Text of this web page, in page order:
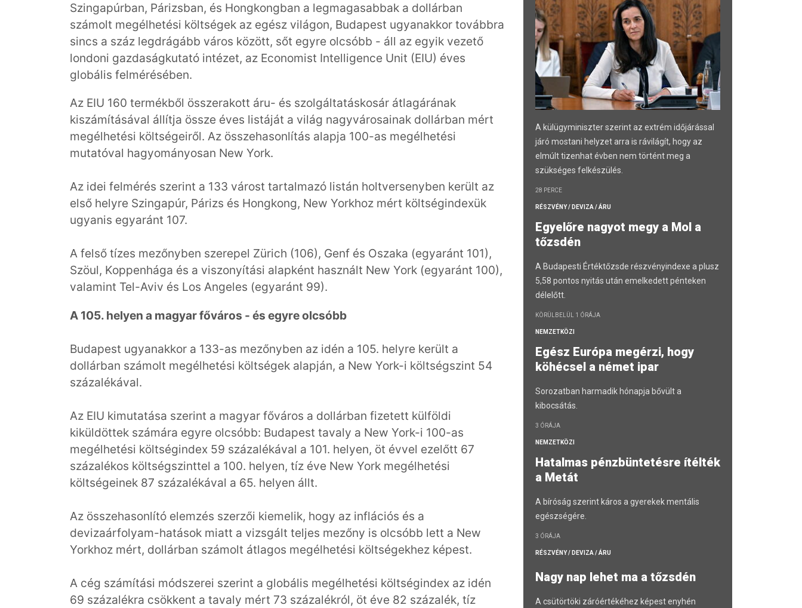
Szingapúrban, Párizsban, és Hongkongban a legmagasabbak a dollárban
számolt megélhetési költségek az egész világon, Budapest ugyanakkor továbbra
sincs a száz legdrágább város között, sőt egyre olcsóbb - áll az egyik vezető
londoni gazdaságkutató intézet, az Economist Intelligence Unit (EIU) éves
globális felmérésében.
Az EIU 160 termékből összerakott áru- és szolgáltatáskosár átlagárának
kiszámításával állítja össze éves listáját a világ nagyvárosainak dollárban mért
megélhetési költségeiről. Az összehasonlítás alapja 100-as megélhetési
mutatóval hagyományosan New York.
Az idei felmérés szerint a 133 várost tartalmazó listán holtversenyben került az
első helyre Szingapúr, Párizs és Hongkong, New Yorkhoz mért költségindexük
ugyanis egyaránt 107.
A felső tízes mezőnyben szerepel Zürich (106), Genf és Oszaka (egyaránt 101),
Szöul, Koppenhága és a viszonyítási alapként használt New York (egyaránt 100),
valamint Tel-Aviv és Los Angeles (egyaránt 99).
A 105. helyen a magyar főváros - és egyre olcsóbb
Budapest ugyanakkor a 133-as mezőnyben az idén a 105. helyre került a
dollárban számolt megélhetési költségek alapján, a New York-i költségszint 54
százalékával.
Az EIU kimutatása szerint a magyar főváros a dollárban fizetett külföldi
kiküldöttek számára egyre olcsóbb: Budapest tavaly a New York-i 100-as
megélhetési költségindex 59 százalékával a 101. helyen, öt évvel ezelőtt 67
százalékos költségszinttel a 100. helyen, tíz éve New York megélhetési
költségeinek 87 százalékával a 65. helyen állt.
Az összehasonlító elemzés szerzői kiemelik, hogy az inflációs és a
devizaárfolyam-hatások miatt a vizsgált teljes mezőny is olcsóbb lett a New
Yorkhoz mért, dollárban számolt átlagos megélhetési költségekhez képest.
A cég számítási módszerei szerint a globális megélhetési költségindex az idén
69 százalékra csökkent a tavaly mért 73 százalékról, öt éve 82 százalék, tíz
A külügyminiszter szerint az extrém időjárással
járó mostani helyzet arra is rávilágít, hogy az
elmúlt tizenhat évben nem történt meg a
szükséges felkészülés.
28 PERCE
RÉSZVÉNY / DEVIZA / ÁRU
Egyelőre nagyot megy a Mol a
tőzsdén
A Budapesti Értéktőzsde részvényindexe a plusz
5,58 pontos nyitás után emelkedett pénteken
délelőtt.
KÖRÜLBELÜL 1 ÓRÁJA
NEMZETKÖZI
Egész Európa megérzi, hogy
köhécsel a német ipar
Sorozatban harmadik hónapja bővült a
kibocsátás.
3 ÓRÁJA
NEMZETKÖZI
Hatalmas pénzbüntetésre ítélték
a Metát
A bíróság szerint káros a gyerekek mentális
egészségére.
3 ÓRÁJA
RÉSZVÉNY / DEVIZA / ÁRU
Nagy nap lehet ma a tőzsdén
A csütörtöki záróértékéhez képest enyhén